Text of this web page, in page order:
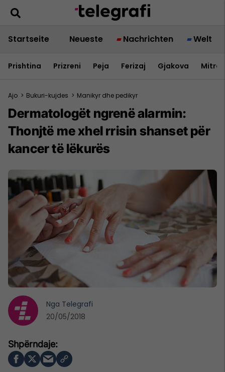
Startseite Neueste Nachrichten Welt
Prishtina Prizreni Peja Ferizaj Gjakova
Ajo > Bukuri-kujdes > Manikyr dhe pedikyr
Dermatologët ngrenë alarmin:
Thonjtë me xhel rrisin shanset për
kancer të lëkurës
Nga Telegrafi
20/05/2018